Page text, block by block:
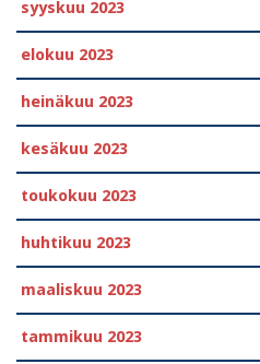
syyskuu 2023
elokuu 2023
heinäkuu 2023
kesäkuu 2023
toukokuu 2023
huhtikuu 2023
maaliskuu 2023
tammikuu 2023